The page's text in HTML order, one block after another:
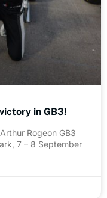
in GB3!
Rogeon GB3
7 – 8 September